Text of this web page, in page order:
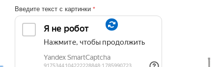
Введите текст с картинки *